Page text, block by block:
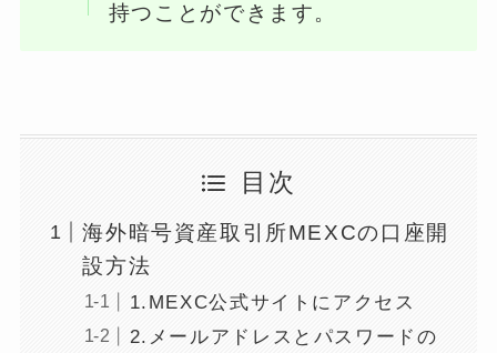
持つことができます。
目次
海外暗号資産取引所MEXCの口座開
設方法
1.MEXC公式サイトにアクセス
2.メールアドレスとパスワードの